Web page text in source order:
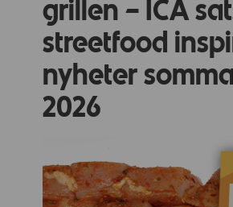
grillen – ICA
streetfood
nyheter
2026